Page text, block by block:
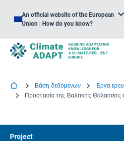
An official website of the European
Union | How do you know?
Βάση δεδομένων
Έργα
Project